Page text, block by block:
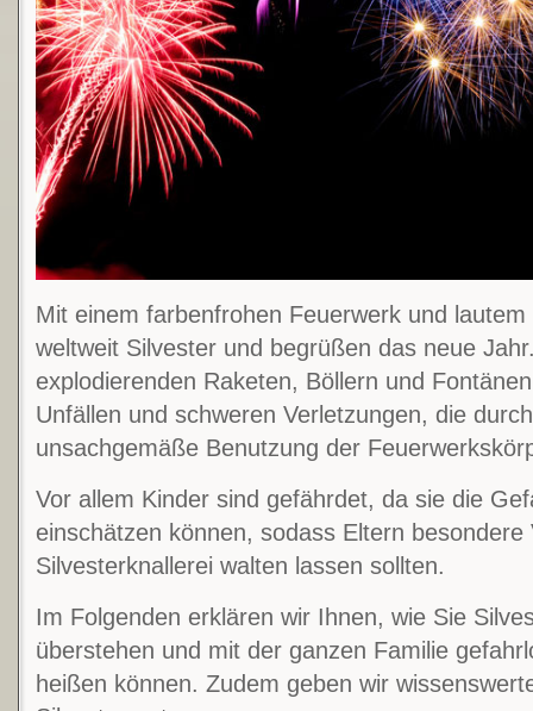
Mit einem farbenfrohen Feuerwerk und
weltweit Silvester und begrüßen das neue
explodierenden Raketen, Böllern und
Unfällen und schweren Verletzungen, die
unsachgemäße Benutzung der
Vor allem Kinder sind gefährdet, da sie die
einschätzen können, sodass Eltern besondere
Silvesterknallerei walten lassen sollten.
Im Folgenden erklären wir Ihnen, wie Sie
überstehen und mit der ganzen Familie
heißen können. Zudem geben wir